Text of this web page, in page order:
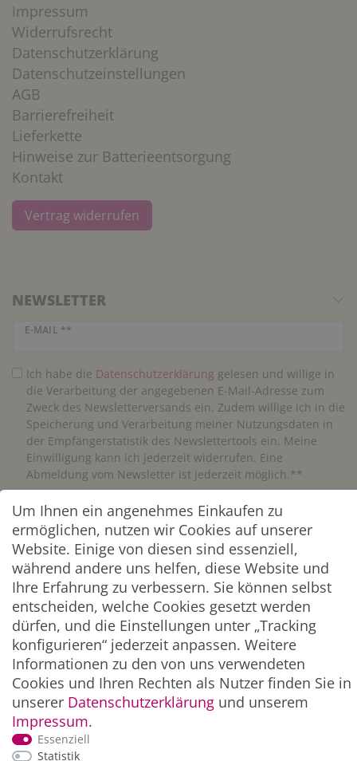
Impressum
Widerrufsrecht
Datenschutzerklärung
Datenschutzeinstellungen
AGB
Barrierefreiheit
Lieferkette
Hinweise zur Batterieentsorgung
Kontakt
Vertrag widerrufen
NEWSLETTER
E-MAIL **
Newsletter Honig
Ich habe die Daten­schutz­erklärung gelesen und willige in
die Verarbeitung der angegebenen E-Mail-Adresse zum
Zweck des Newsletterversands ein. Zudem willige ich in die
Speicherung und Verarbeitung meiner Nutzungsdaten in
der Empfängerstatistik des Newslettertools ein. Meine
Einwilligung kann ich jederzeit widerrufen. Eine
Abmeldung vom Newsletter ist jederzeit möglich.**
Abonnieren
** Hierbei handelt es sich um ein Pflichtfeld.
ZAHLUNG & VERSAND
Um Ihnen ein angenehmes Einkaufen zu
ermöglichen, nutzen wir Cookies auf unserer
Website. Einige von diesen sind essenziell,
während andere uns helfen, diese Website und
Ihre Erfahrung zu verbessern. Sie können selbst
entscheiden, welche Cookies gesetzt werden
dürfen, und die Einstellungen unter „Tracking
konfigurieren“ jederzeit anpassen. Weitere
Informationen zu den von uns verwendeten
Cookies und Ihren Rechten als Nutzer finden Sie in
unserer Daten­schutz­erklärung und unserem
Impressum.
Essenziell
Statistik